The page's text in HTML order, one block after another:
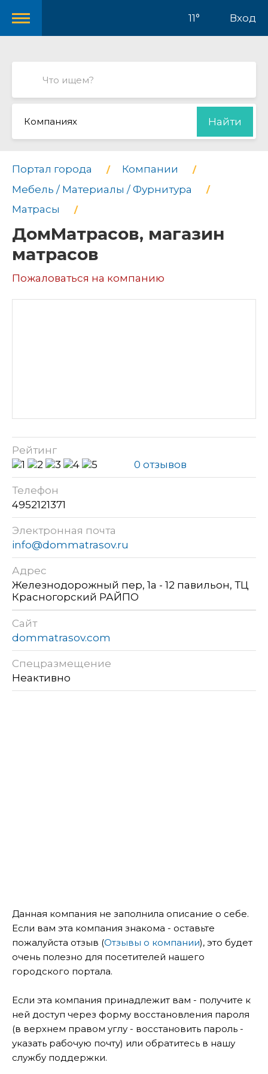
11° Вход
Компаниях Найти
Портал города
Компании
Мебель / Материалы / Фурнитура
Матрасы
ДомМатрасов, магазин
матрасов
Пожаловаться на компанию
Рейтинг
0 отзывов
Телефон
4952121371
Электронная почта
info@dommatrasov.ru
Адрес
Железнодорожный пер, 1а - 12 павильон, ТЦ
Красногорский РАЙПО
Сайт
dommatrasov.com
Спецразмещение
Неактивно
Данная компания не заполнила описание о себе.
Если вам эта компания знакома - оставьте
пожалуйста отзыв (Отзывы о компании), это будет
очень полезно для посетителей нашего
городского портала.
Если эта компания принадлежит вам - получите к
ней доступ через форму восстановления пароля
(в верхнем правом углу - восстановить пароль -
указать рабочую почту) или обратитесь в нашу
службу поддержки.